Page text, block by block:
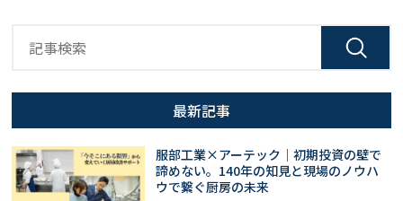
最新記事
服部工業×アーテック｜初期投資の壁で
諦めない。140年の知見と現場のノウハ
ウで繋ぐ厨房の未来